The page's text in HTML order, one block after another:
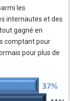
les
internautes et des
gagné en
comptant pour
pour plus de